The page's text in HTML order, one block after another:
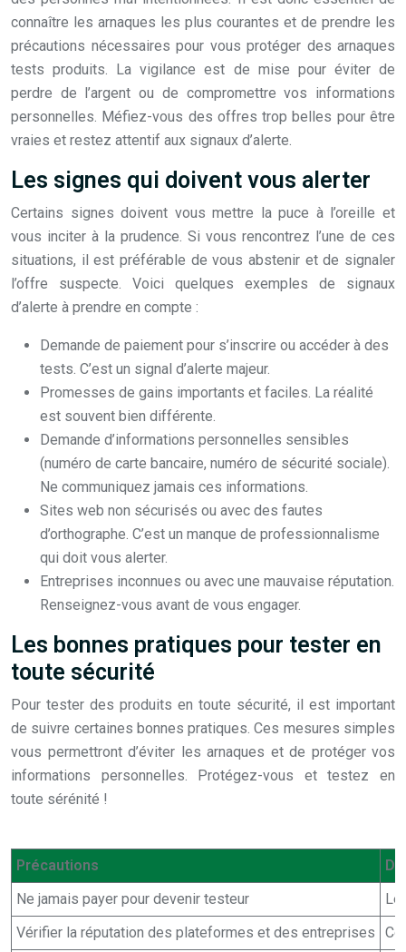
connaître les arnaques les plus courantes et de prendre les
précautions nécessaires pour vous protéger des arnaques
tests produits. La vigilance est de mise pour éviter de
perdre de l’argent ou de compromettre vos informations
personnelles. Méfiez-vous des offres trop belles pour être
vraies et restez attentif aux signaux d’alerte.
Les signes qui doivent vous alerter
Certains signes doivent vous mettre la puce à l’oreille et
vous inciter à la prudence. Si vous rencontrez l’une de ces
situations, il est préférable de vous abstenir et de signaler
l’offre suspecte. Voici quelques exemples de signaux
d’alerte à prendre en compte :
Demande de paiement pour s’inscrire ou accéder à des
tests. C’est un signal d’alerte majeur.
Promesses de gains importants et faciles. La réalité
est souvent bien différente.
Demande d’informations personnelles sensibles
(numéro de carte bancaire, numéro de sécurité sociale).
Ne communiquez jamais ces informations.
Sites web non sécurisés ou avec des fautes
d’orthographe. C’est un manque de professionnalisme
qui doit vous alerter.
Entreprises inconnues ou avec une mauvaise réputation.
Renseignez-vous avant de vous engager.
Les bonnes pratiques pour tester en
toute sécurité
Pour tester des produits en toute sécurité, il est important
de suivre certaines bonnes pratiques. Ces mesures simples
vous permettront d’éviter les arnaques et de protéger vos
informations personnelles. Protégez-vous et testez en
toute sérénité !
Précautions
Ne jamais payer pour devenir testeur
Vérifier la réputation des plateformes et des entreprises